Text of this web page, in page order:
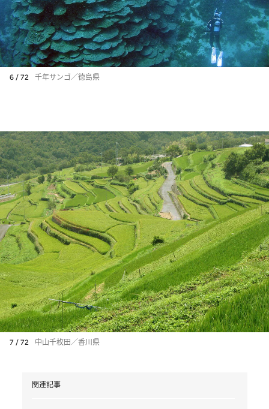
6 / 72 千年サンゴ／徳島県
7 / 72 中山千枚田／香川県
関連記事